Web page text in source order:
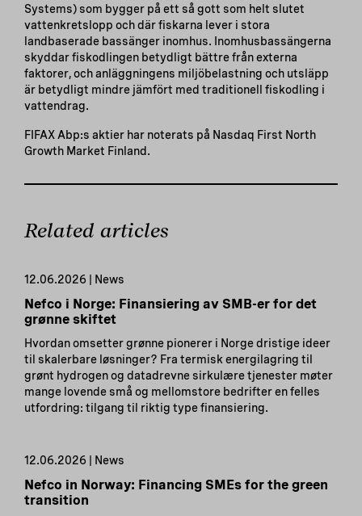
Systems) som bygger på ett så gott som helt slutet
vattenkretslopp och där fiskarna lever i stora
landbaserade bassänger inomhus. Inomhusbassängerna
skyddar fiskodlingen betydligt bättre från externa
faktorer, och anläggningens miljöbelastning och utsläpp
är betydligt mindre jämfört med traditionell fiskodling i
vattendrag.
FIFAX Abp:s aktier har noterats på Nasdaq First North
Growth Market Finland.
Related articles
12.06.2026 | News
Nefco i Norge: Finansiering av SMB-er for det
grønne skiftet
Hvordan omsetter grønne pionerer i Norge dristige ideer
til skalerbare løsninger? Fra termisk energilagring til
grønt hydrogen og datadrevne sirkulære tjenester møter
mange lovende små og mellomstore bedrifter en felles
utfordring: tilgang til riktig type finansiering.
12.06.2026 | News
Nefco in Norway: Financing SMEs for the green
transition